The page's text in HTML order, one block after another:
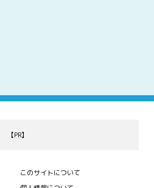
【PR】
このサイトについて